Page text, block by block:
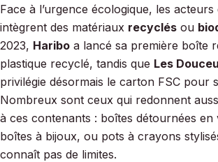
Face à l’urgence écologique, les
intègrent des matériaux recyclés ou
2023, Haribo a lancé sa première boîte
plastique recyclé, tandis que Les
privilégie désormais le carton FSC pour
Nombreux sont ceux qui redonnent
à ces contenants : boîtes détournées en
boîtes à bijoux, ou pots à crayons
connaît pas de limites.